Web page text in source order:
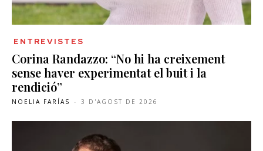
ENTREVISTES
Corina Randazzo: “No hi ha creixement
sense haver experimentat el buit i la
rendició”
NOELIA FARÍAS - 3 D'AGOST DE 2026